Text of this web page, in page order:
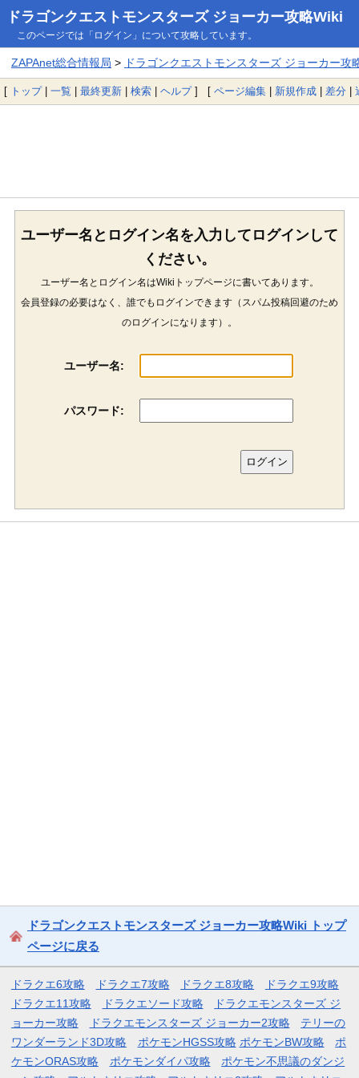
ドラゴンクエストモンスターズ ジョーカー攻略Wiki
このページでは「ログイン」について攻略しています。
ZAPAnet総合情報局 > ドラゴンクエストモンスターズ ジョーカー攻
[ トップ| 一覧 | 最終更新 | 検索 | ヘルプ] [ ページ編集 | 新規作成 | 差分 |
ユーザー名とログイン名を入力してログインして
ください。
ユーザー名とログイン名はWikiトップページに書いてあります。
会員登録の必要はなく、誰でもログインできます（スパム投稿回避のため
のログインになります）。
ユーザー名:
パスワード:
ドラゴンクエストモンスターズ ジョーカー攻略Wiki トップ
ページに戻る
ドラクエ6攻略 ドラクエ7攻略 ドラクエ8攻略
ドラクエ9攻略
ドラクエ11攻略
ドラクエソード攻略
ドラクエモンスターズ ジ
ョーカー攻略
ドラクエモンスターズ ジョーカー2攻略
テリーの
ワンダーランド3D攻略
ポケモンHGSS攻略 ポケモンBW攻略
ポ
ケモンORAS攻略
ポケモンダイパ攻略
ポケモン不思議のダンジ